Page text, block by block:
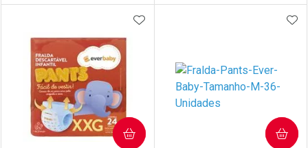
Laboratório
Por Menos Laboratório
Por Menos
ADICIONAR AOS FAVORITOS
COMPRAR COMPRAR